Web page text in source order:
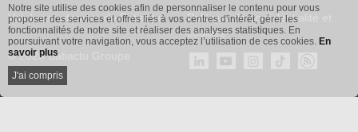
Abonnement Batiactu
Voir les contenus+ de Batiactu
Site annonceurs
Politique de confidentialité et
cookies
© 2026 Batiactu Groupe
Notre site utilise des cookies afin de personnaliser le contenu pour vous
proposer des services et offres liés à vos centres d'intérêt, gérer les
fonctionnalités de notre site et réaliser des analyses statistiques. En
poursuivant votre navigation, vous acceptez l’utilisation de ces cookies. En
savoir plus
J'ai compris